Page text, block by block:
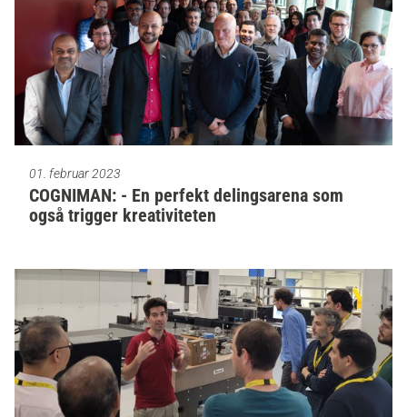
01. februar 2023
COGNIMAN: - En perfekt delingsarena som
også trigger kreativiteten